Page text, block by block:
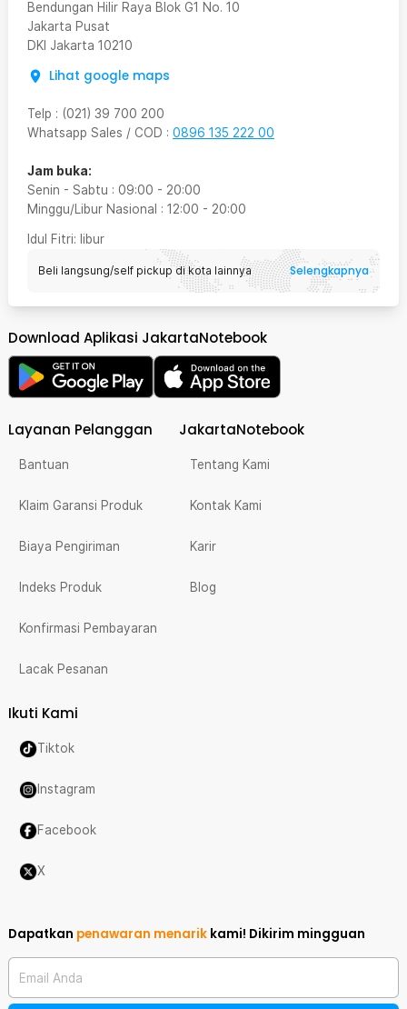
Bendungan Hilir Raya Blok G1 No. 10
Jakarta Pusat
DKI Jakarta 10210
Lihat google maps
Telp : (021) 39 700 200
Whatsapp Sales / COD : 0896 135 222 00
Jam buka:
Senin - Sabtu : 09:00 - 20:00
Minggu/Libur Nasional : 12:00 - 20:00
Idul Fitri: libur
Beli langsung/self pickup di kota lainnya Selengkapnya
Download Aplikasi JakartaNotebook
Layanan Pelanggan
Bantuan
Klaim Garansi Produk
Biaya Pengiriman
Indeks Produk
Konfirmasi Pembayaran
Lacak Pesanan
JakartaNotebook
Tentang Kami
Kontak Kami
Karir
Blog
Ikuti Kami
Tiktok
Instagram
Facebook
X
Dapatkan penawaran menarik kami! Dikirim mingguan
Email Anda